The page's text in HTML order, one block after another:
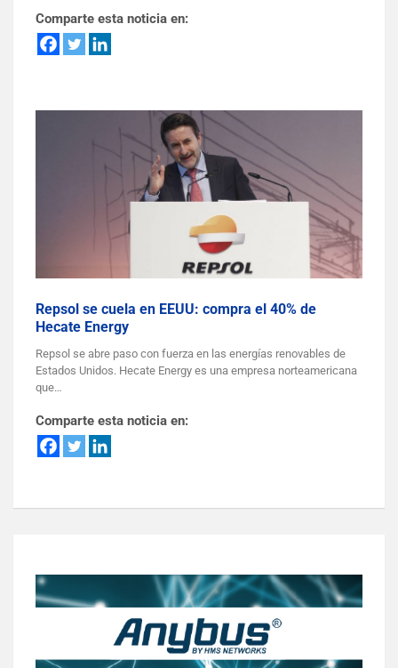
Comparte esta noticia en:
Repsol se cuela en EEUU: compra el 40% de
Hecate Energy
Repsol se abre paso con fuerza en las energías renovables de
Estados Unidos. Hecate Energy es una empresa norteamericana
que…
Comparte esta noticia en: